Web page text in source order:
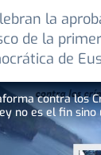
la
de la
de
contra los
no es el fin